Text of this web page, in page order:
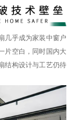
几乎成为家装中窗户
片空白，同时国内大
结构设计与工艺仍待